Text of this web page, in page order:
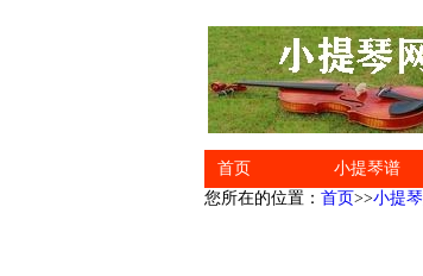
首页 小提琴谱
您所在的位置： 首页>>小提